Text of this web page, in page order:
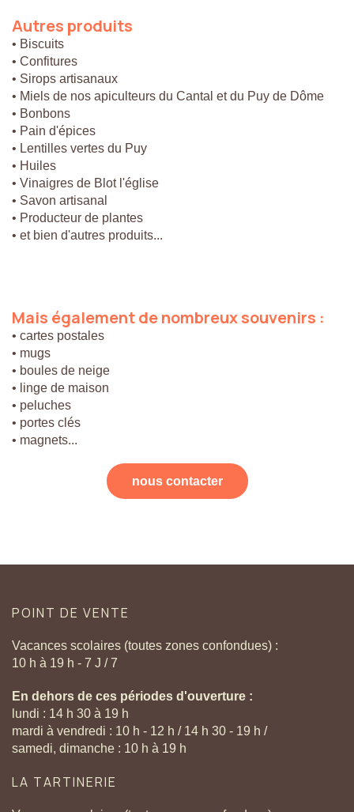
Autres produits
• Biscuits
• Confitures
• Sirops artisanaux
• Miels de nos apiculteurs du Cantal et du Puy de Dôme
• Bonbons
• Pain d'épices
• Lentilles vertes du Puy
• Huiles
• Vinaigres de Blot l'église
• Savon artisanal
• Producteur de plantes
• et bien d'autres produits...
Mais égalementdenombreuxsouvenirs :
• cartes postales
• mugs
• boules de neige
• linge de maison
• peluches
• portes clés
• magnets...
nous contacter
POINT DE VENTE
Vacances scolaires (toutes zones confondues) :
10 h à 19 h - 7 J / 7
En dehors de ces périodes d'ouverture :
lundi : 14 h 30 à 19 h
mardi à vendredi : 10 h - 12 h / 14 h 30 - 19 h /
samedi, dimanche : 10 h à 19 h
LA TARTINERIE